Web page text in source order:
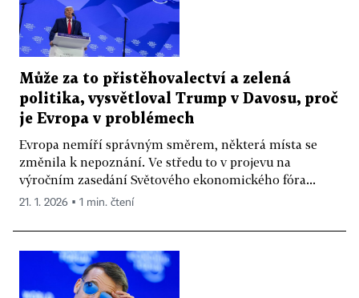
Může za to přistěhovalectví a zelená
politika, vysvětloval Trump v Davosu, proč
je Evropa v problémech
Evropa nemíří správným směrem, některá místa se
změnila k nepoznání. Ve středu to v projevu na
výročním zasedání Světového ekonomického fóra...
21. 1. 2026 ▪ 1 min. čtení